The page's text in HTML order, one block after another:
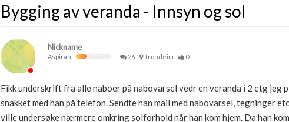
Bygging av veranda - Innsyn og sol
Nickname
Aspirant 26 Trondeim 0
Fikk underskrift fra alle naboer på nabovarsel vedr en veranda i 2 etg jeg
snakket med han på telefon. Sendte han mail med nabovarsel, tegninger
ville undersøke nærmere omkring solforhold når han kom hjem. Da han